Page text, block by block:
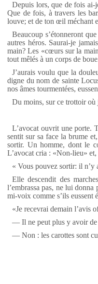
Depuis lors, que de fois ai-
Que de fois, à travers les
louve; et de ton œil méchant
Beaucoup s’étonneront
autres héros. Saurai-je
main? Les «cœurs sur la
tout mêlés à un corps de
J’aurais voulu que la
digne du nom de sainte
nos âmes tourmentées,
Du moins, sur ce trottoir où
L’avocat ouvrit une porte.
sentit sur sa face la brume
sortir. Un homme, dont le
L’avocat cria : «Non-lieu»
« Vous pouvez sortir: il n’y
Elle descendit des
l’embrassa pas, ne lui
mi-voix comme s’ils eussent
«Je recevrai demain l’avis
— Il ne peut plus y avoir de
— Non : les carottes sont
Source